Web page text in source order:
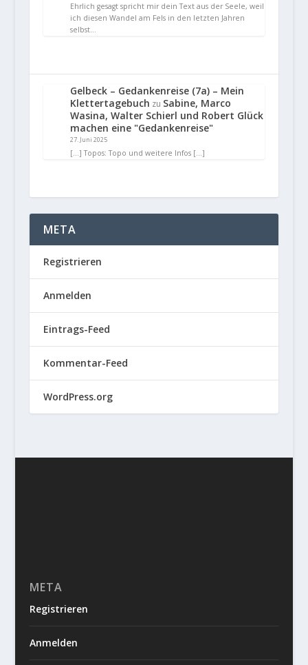
Ehrlich gesagt spricht mir dein Text aus der Seele, weil
ich diesen Wandel am Fels in den letzten Jahren
selbst…
Gelbeck – Gedankenreise (7a) – Mein
Klettertagebuch zu Sabine, Marco
Wasina, Walter Schierl und Robert Glück
machen eine "Gedankenreise"
27. Juni 2025
[…] Topos: Topo und weitere Infos […]
META
Registrieren
Anmelden
Eintrags-Feed
Kommentar-Feed
WordPress.org
META
Registrieren
Anmelden